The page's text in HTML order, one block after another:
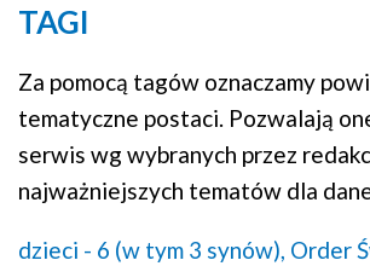
TAGI
Za pomocą tagów oznaczamy
tematyczne postaci. Pozwalają
serwis wg wybranych przez
najważniejszych tematów dla
dzieci - 6 (w tym 3 synów), Order